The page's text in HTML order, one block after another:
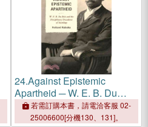
24.Against Epistemic
Apartheid ─ W. E. B. Du
Bois and the Disciplinary
Decadence of Sociology
若需訂購本書，請電洽客服 02-
25006600[分機130、131]。